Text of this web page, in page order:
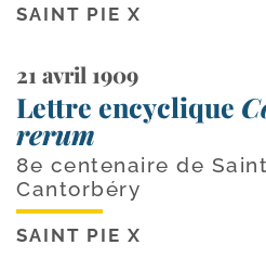
SAINT PIE X
21 avril 1909
Lettre encyclique
rerum
8e centenaire de
Cantorbéry
SAINT PIE X